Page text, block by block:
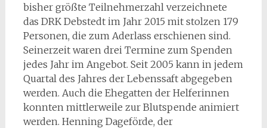
bisher größte Teilnehmerzahl verzeichnete
das DRK Debstedt im Jahr 2015 mit stolzen 179
Personen, die zum Aderlass erschienen sind.
Seinerzeit waren drei Termine zum Spenden
jedes Jahr im Angebot. Seit 2005 kann in jedem
Quartal des Jahres der Lebenssaft abgegeben
werden. Auch die Ehegatten der Helferinnen
konnten mittlerweile zur Blutspende animiert
werden. Henning Dageförde, der